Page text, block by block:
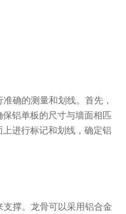
确的测量和划线。首先，
铝单板的尺寸与墙面相匹
进行标记和划线，确定铝
撑。龙骨可以采用铝合金